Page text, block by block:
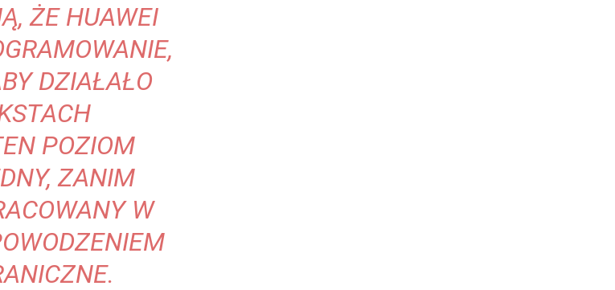
ŻE HUAWEI
DZIAŁAŁO
POZIOM
ZANIM
W